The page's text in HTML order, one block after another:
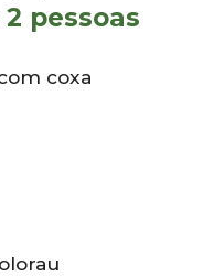
pessoas
coxa